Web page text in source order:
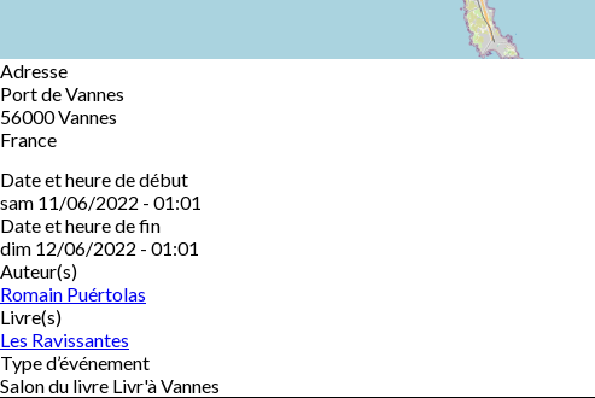
Adresse
Port de Vannes
56000Vannes
France
Date et heure de début
sam 11/06/2022 - 01:01
Date et heure de fin
dim 12/06/2022 - 01:01
Auteur(s)
Romain Puértolas
Livre(s)
Les Ravissantes
Type d’événement
Salon du livre Livr'à Vannes